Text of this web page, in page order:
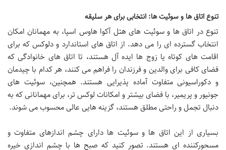
تنوع اتاق ها و سوئیت ها: انتخابی برای هر سلیقه
تنوع در اتاق ها و سوئیت های هتل آکوا هاوس اسپا، به مهمانان امکان
انتخاب گسترده ای را می دهد. از اتاق های استاندارد و دلوکس که برای
اقامت های کوتاه یا زوج ها ایده آل هستند، تا اتاق های خانوادگی که
فضای کافی برای والدین و فرزندان را فراهم می کنند، هر کدام با چیدمان
و دکوراسیونی متفاوت آماده پذیرایی هستند. همچنین، سوئیت های
جونیور و پریمیر، با فضای بیشتر و امکانات لوکس تر، برای مهمانانی که به
دنبال تجمل و راحتی مطلق هستند، گزینه هایی عالی محسوب می شوند.
بسیاری از این اتاق ها و سوئیت ها دارای چشم اندازهای متفاوت و
مسحورکننده ای هستند. تصور کنید که صبح ها با چشم اندازی خیره